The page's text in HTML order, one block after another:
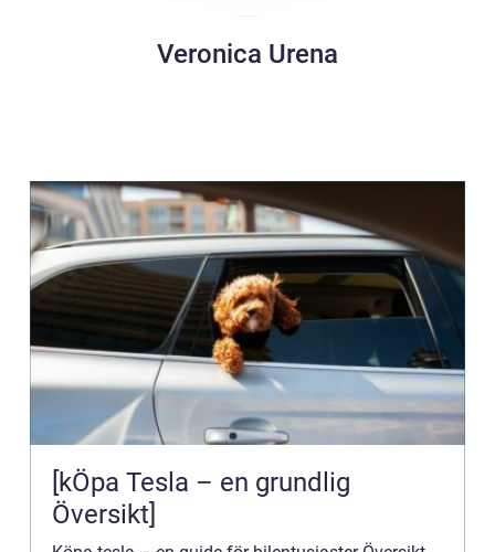
Veronica Urena
[kÖpa Tesla – en grundlig
Översikt]